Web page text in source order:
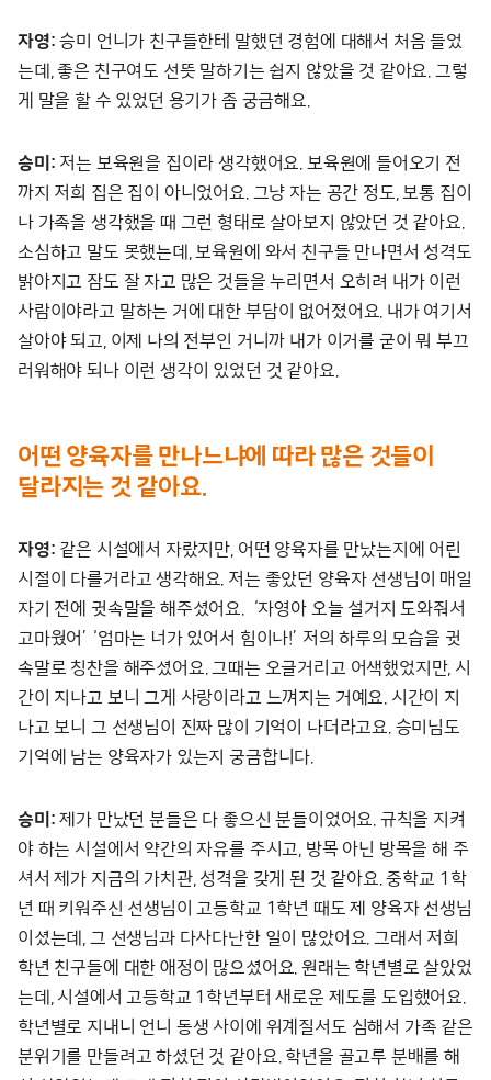
자영: 승미 언니가 친구들한테 말했던 경험에 대해서 처음 들었
는데, 좋은 친구여도 선뜻 말하기는 쉽지 않았을 것 같아요. 그렇
게 말을 할 수 있었던 용기가 좀 궁금해요.
승미: 저는 보육원을 집이라 생각했어요. 보육원에 들어오기 전
까지 저희 집은 집이 아니었어요. 그냥 자는 공간 정도, 보통 집이
나 가족을 생각했을 때 그런 형태로 살아보지 않았던 것 같아요.
소심하고 말도 못했는데, 보육원에 와서 친구들 만나면서 성격도
밝아지고 잠도 잘 자고 많은 것들을 누리면서 오히려 내가 이런
사람이야라고 말하는 거에 대한 부담이 없어졌어요. 내가 여기서
살아야 되고, 이제 나의 전부인 거니까 내가 이거를 굳이 뭐 부끄
러워해야 되나 이런 생각이 있었던 것 같아요.
어떤 양육자를 만나느냐에 따라 많은 것들이
달라지는 것 같아요.
자영: 같은 시설에서 자랐지만, 어떤 양육자를 만났는지에 어린
시절이 다를거라고 생각해요. 저는 좋았던 양육자 선생님이 매일
자기 전에 귓속말을 해주셨어요. ‘자영아 오늘 설거지 도와줘서
고마웠어’ ‘엄마는 너가 있어서 힘이나!’ 저의 하루의 모습을 귓
속말로 칭찬을 해주셨어요. 그때는 오글거리고 어색했었지만, 시
간이 지나고 보니 그게 사랑이라고 느껴지는 거예요. 시간이 지
나고 보니 그 선생님이 진짜 많이 기억이 나더라고요. 승미님도
기억에 남는 양육자가 있는지 궁금합니다.
승미: 제가 만났던 분들은 다 좋으신 분들이었어요. 규칙을 지켜
야 하는 시설에서 약간의 자유를 주시고, 방목 아닌 방목을 해 주
셔서 제가 지금의 가치관, 성격을 갖게 된 것 같아요. 중학교 1학
년 때 키워주신 선생님이 고등학교 1학년 때도 제 양육자 선생님
이셨는데, 그 선생님과 다사다난한 일이 많았어요. 그래서 저희
학년 친구들에 대한 애정이 많으셨어요. 원래는 학년별로 살았었
는데, 시설에서 고등학교 1학년부터 새로운 제도를 도입했어요.
학년별로 지내니 언니 동생 사이에 위계질서도 심해서 가족 같은
분위기를 만들려고 하셨던 것 같아요. 학년을 골고루 분배를 해